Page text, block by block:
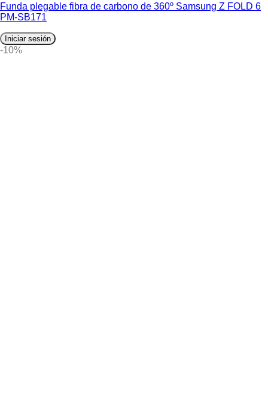
Funda plegable fibra de carbono de 360º Samsung Z FOLD 6
PM-SB171
Iniciar sesión
-10%